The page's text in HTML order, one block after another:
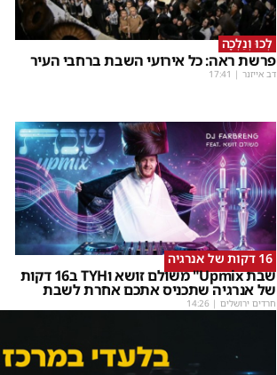
לְכוּ וְנֵלְכָה
פרשת ראה: כל אירועי השבת ברחבי העיר
דב אייזנר |
17:41
16 דקות של אנרגיה
שבת Upmix" משולם זושא וTYH ב16 דקות
של אנרגיה שתכניס אתכם אחרת לשבת
חרדים ירושלים |
14:26